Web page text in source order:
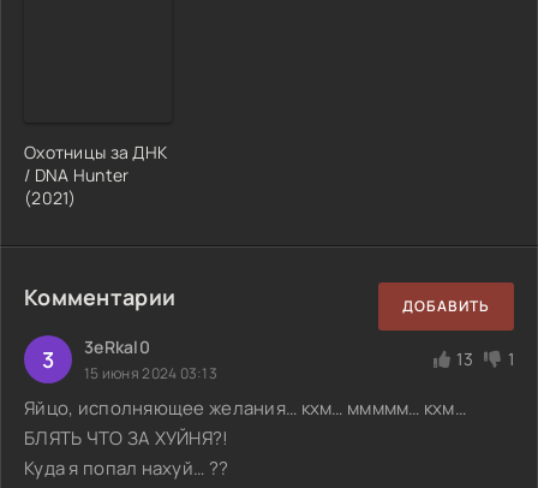
Охотницы за ДНК
/ DNA Hunter
(2021)
Комментарии ДОБАВИТЬ
3 3eRkal0
15 июня 2024 03:13
13 1
Яйцо, исполняющее желания… кхм… ммммм… кхм…
БЛЯТЬ ЧТО ЗА ХУЙНЯ?!
Куда я попал нахуй… ??